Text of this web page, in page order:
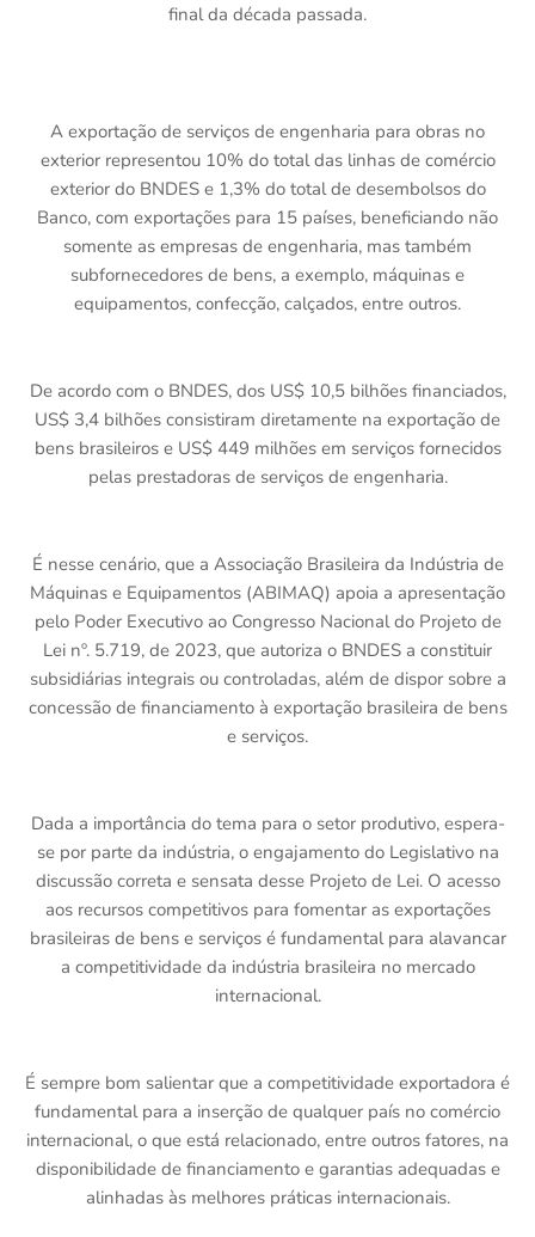
final da década passada.
A exportação de serviços de engenharia para obras no
exterior representou 10% do total das linhas de comércio
exterior do BNDES e 1,3% do total de desembolsos do
Banco, com exportações para 15 países, beneficiando não
somente as empresas de engenharia, mas também
subfornecedores de bens, a exemplo, máquinas e
equipamentos, confecção, calçados, entre outros.
De acordo com o BNDES, dos US$ 10,5 bilhões financiados,
US$ 3,4 bilhões consistiram diretamente na exportação de
bens brasileiros e US$ 449 milhões em serviços fornecidos
pelas prestadoras de serviços de engenharia.
É nesse cenário, que a Associação Brasileira da Indústria de
Máquinas e Equipamentos (ABIMAQ) apoia a apresentação
pelo Poder Executivo ao Congresso Nacional do Projeto de
Lei nº. 5.719, de 2023, que autoriza o BNDES a constituir
subsidiárias integrais ou controladas, além de dispor sobre a
concessão de financiamento à exportação brasileira de bens
e serviços.
Dada a importância do tema para o setor produtivo, espera-
se por parte da indústria, o engajamento do Legislativo na
discussão correta e sensata desse Projeto de Lei. O acesso
aos recursos competitivos para fomentar as exportações
brasileiras de bens e serviços é fundamental para alavancar
a competitividade da indústria brasileira no mercado
internacional.
É sempre bom salientar que a competitividade exportadora é
fundamental para a inserção de qualquer país no comércio
internacional, o que está relacionado, entre outros fatores, na
disponibilidade de financiamento e garantias adequadas e
alinhadas às melhores práticas internacionais.